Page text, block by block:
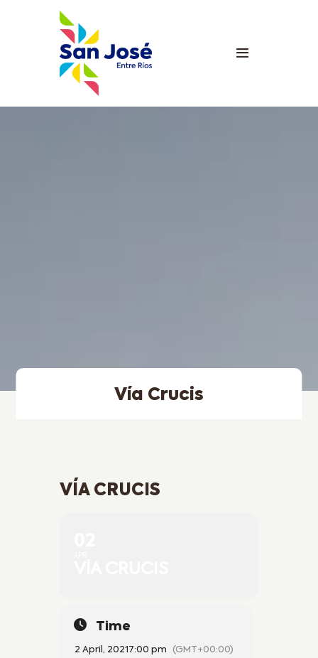
Vía Crucis
VÍA CRUCIS
Time
2 April, 2021 7:00 pm (GMT+00:00)